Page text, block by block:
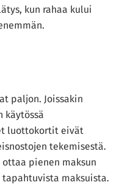
kun rahaa kului
paljon. Joissakin
käytössä
luottokortit eivät
tekemisestä.
pienen maksun
maksuista.